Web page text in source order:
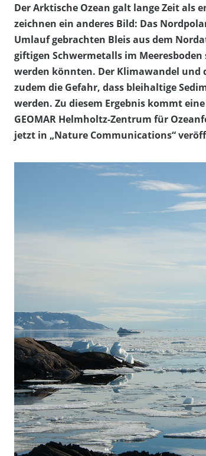
Der Arktische Ozean galt lange Zeit als
zeichnen ein anderes Bild: Das
Umlauf gebrachten Bleis aus dem
giftigen Schwermetalls im
werden könnten. Der Klimawandel und
zudem die Gefahr, dass bleihaltige
werden. Zu diesem Ergebnis kommt
GEOMAR Helmholtz-Zentrum für
jetzt in „Nature Communications“